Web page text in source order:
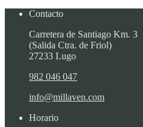
Contacto
Carretera de Santiago Km. 3
(Salida Ctra. de Friol)
27233 Lugo
982 046 047
info@millaven.com
Horario